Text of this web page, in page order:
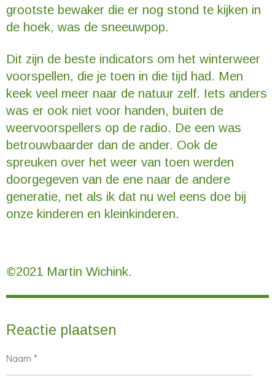
grootste bewaker die er nog stond te kijken in
de hoek, was de sneeuwpop.
Dit zijn de beste indicators om het winterweer
voorspellen, die je toen in die tijd had. Men
keek veel meer naar de natuur zelf. Iets anders
was er ook niet voor handen, buiten de
weervoorspellers op de radio. De een was
betrouwbaarder dan de ander. Ook de
spreuken over het weer van toen werden
doorgegeven van de ene naar de andere
generatie, net als ik dat nu wel eens doe bij
onze kinderen en kleinkinderen.
©2021 Martin Wichink.
Reactie plaatsen
Naam *